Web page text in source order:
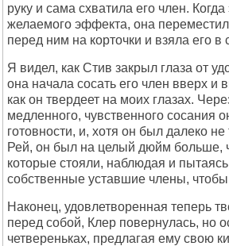
руку и сама схватила его член.
желаемого эффекта, она
перед ним на корточки и взяла его в
Я видел, как Стив закрыл глаза от
она начала сосать его член вверх и
как он твердеет на моих глазах.
медленного, чувственного сосания
готовности, и, хотя он был далеко не
Рей, он был на целый дюйм больше,
которые стояли, наблюдая и
собственные уставшие члены, чтобы
Наконец, удовлетворенная теперь
перед собой, Клер повернулась, но
четвереньках, предлагая ему свою